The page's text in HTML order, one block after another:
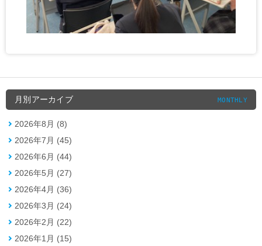
月別アーカイブ MONTHLY
2026年8月 (8)
2026年7月 (45)
2026年6月 (44)
2026年5月 (27)
2026年4月 (36)
2026年3月 (24)
2026年2月 (22)
2026年1月 (15)